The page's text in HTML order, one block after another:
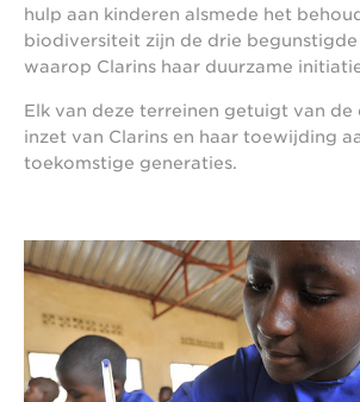
hulp aan kinderen alsmede het
biodiversiteit zijn de drie
waarop Clarins haar duurzame
Elk van deze terreinen getuigt van de
inzet van Clarins en haar toewijding
toekomstige generaties.